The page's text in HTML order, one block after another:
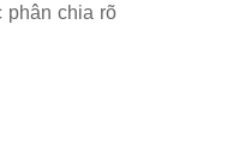
phân chia rõ